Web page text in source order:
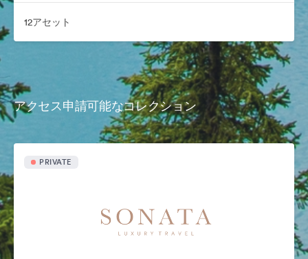
12アセット
アクセス申請可能なコレクション
PRIVATE